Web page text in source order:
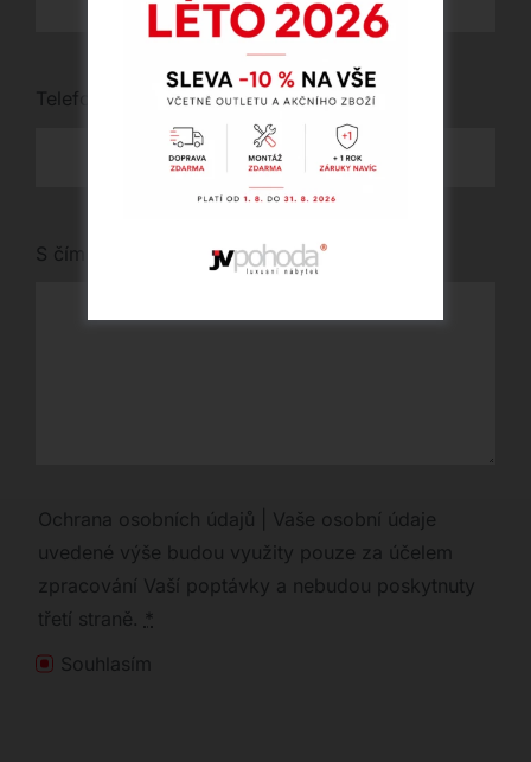
Telefon
S čím vám můžeme pomoci?
Ochrana osobních údajů | Vaše osobní údaje
uvedené výše budou využity pouze za účelem
zpracování Vaší poptávky a nebudou poskytnuty
třetí straně. *
Souhlasím